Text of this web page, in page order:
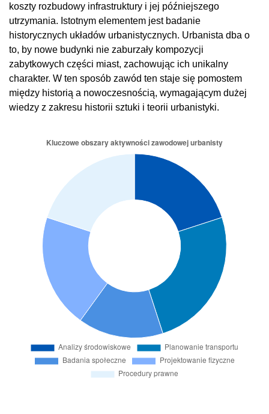
koszty rozbudowy infrastruktury i jej późniejszego
utrzymania. Istotnym elementem jest badanie
historycznych układów urbanistycznych. Urbanista dba o
to, by nowe budynki nie zaburzały kompozycji
zabytkowych części miast, zachowując ich unikalny
charakter. W ten sposób zawód ten staje się pomostem
między historią a nowoczesnością, wymagającym dużej
wiedzy z zakresu historii sztuki i teorii urbanistyki.